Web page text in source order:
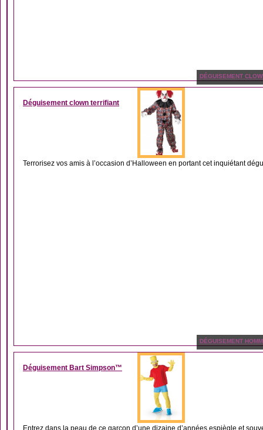
DÉGUISEMENT
Déguisement clown terrifiant
Terrorisez vos amis à l’occasion d’Halloween en portant cet inquiétant
DÉGUISEMENT
Déguisement Bart Simpson™
Entrez dans la peau de ce garçon d’une dizaine d’années espiègle et